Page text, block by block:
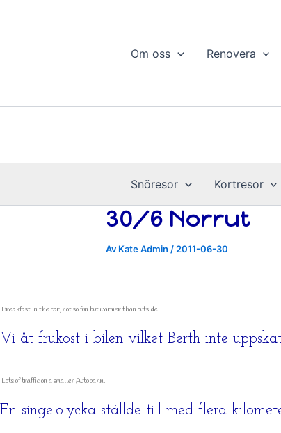
Om oss Renovera
Snöresor Kortresor
30/6 Norrut
Av Kate Admin / 2011-06-30
Breakfast in the car, not so fun but warmer than outside.
Vi åt frukost i bilen vilket Berth inte
Lots of traffic on a smaller Autobahn.
En singelolycka ställde till med flera